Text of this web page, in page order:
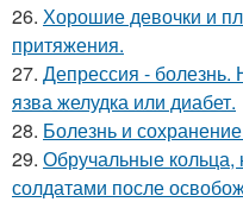
26. Хорошие девочки и
притяжения.
27. Депрессия - болезнь.
язва желудка или диабет.
28. Болезнь и
29. Обручальные
солдатами после